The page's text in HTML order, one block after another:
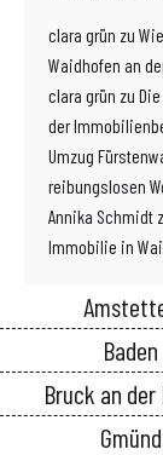
clara grün zu
Waidhofen an
clara grün zu
der
Umzug
reibungslosen
Annika Schmidt
Immobilie in
Baden
Bruck an
Gmünd